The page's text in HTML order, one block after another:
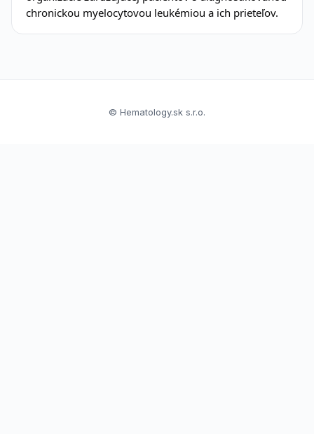
chronickou myelocytovou leukémiou a ich prieteľov.
© Hematology.sk s.r.o.